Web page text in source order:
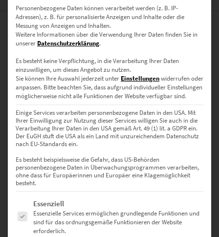
Bewertungen
Es gibt noch keine Bewertungen.
0 Bewertungen
0
Personenbezogene Daten können verarbeitet werden (z. B. IP-
Adressen), z. B. für personalisierte Anzeigen und Inhalte oder die
Messung von Anzeigen und Inhalten.
Weitere Informationen über die Verwendung Ihrer Daten finden Sie in
unserer Datenschutzerklärung.
Es besteht keine Verpflichtung, in die Verarbeitung Ihrer Daten
einzuwilligen, um dieses Angebot zu nutzen.
Sie können Ihre Auswahl jederzeit unter Einstellungenwiderrufen oder
anpassen. Bitte beachten Sie, dass aufgrund individueller Einstellungen
möglicherweise nicht alle Funktionen der Website verfügbar sind.
Einige Services verarbeiten personenbezogene Daten in den USA. Mit
Ihrer Einwilligung zur Nutzung dieser Services willigen Sie auch in die
Verarbeitung Ihrer Daten in den USA gemäß Art. 49 (1) lit. a GDPR ein.
Der EuGH stuft die USA als ein Land mit unzureichendem Datenschutz
nach EU-Standards ein.
Es besteht beispielsweise die Gefahr, dass US-Behörden
personenbezogene Daten in Überwachungsprogrammen verarbeiten,
ohne dass für Europäerinnen und Europäer eine Klagemöglichkeit
besteht.
Es folgt eine Liste der Service-Gruppen, für die eine Einwilligung
Essenziell
Essenzielle Services ermöglichen grundlegende Funktionen und
sind für das ordnungsgemäße Funktionieren der Website
erforderlich.